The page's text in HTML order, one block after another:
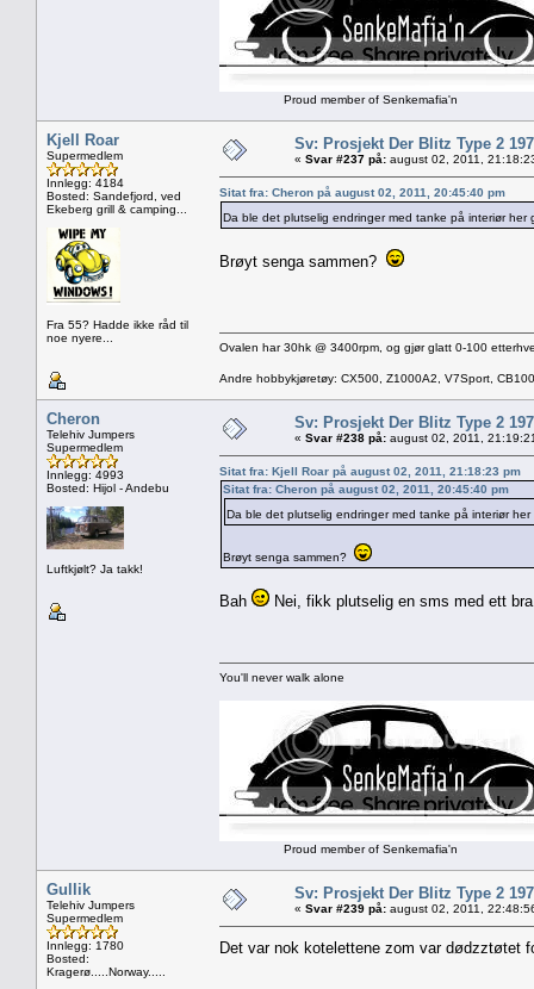
Proud member of Senkemafia'n
Kjell Roar
Supermedlem
Innlegg: 4184
Bosted: Sandefjord, ved
Ekeberg grill & camping...
Fra 55? Hadde ikke råd til
noe nyere...
Sv: Prosjekt Der Blitz Type 2
« Svar #237 på: august 02, 2011,
Sitat fra: Cheron på august 02, 2011, 20:45:40 pm
Da ble det plutselig endringer med tanke på interiør
Brøyt senga sammen?
Ovalen har 30hk @ 3400rpm, og gjør glatt 0-100
Andre hobbykjøretøy: CX500, Z1000A2, V7Sport, CB100
Cheron
Telehiv Jumpers
Supermedlem
Innlegg: 4993
Bosted: Hijol - Andebu
Luftkjølt? Ja takk!
Sv: Prosjekt Der Blitz Type 2
« Svar #238 på: august 02, 2011,
Sitat fra: Kjell Roar på august 02, 2011, 21:18:23 pm
Sitat fra: Cheron på august 02, 2011, 20:45:40 pm
Da ble det plutselig endringer med tanke på interiør
Brøyt senga sammen?
Bah Nei, fikk plutselig en sms med ett
You'll never walk alone
Proud member of Senkemafia'n
Gullik
Telehiv Jumpers
Supermedlem
Innlegg: 1780
Bosted:
Kragerø.....Norway.....
Sv: Prosjekt Der Blitz Type 2
« Svar #239 på: august 02, 2011,
Det var nok kotelettene zom var dødzztøtet